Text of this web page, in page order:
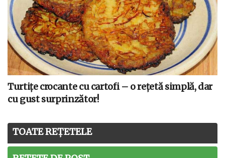
Turtițe crocante cu cartofi – o rețetă simplă, dar
cu gust surprinzător!
TOATE REȚETELE